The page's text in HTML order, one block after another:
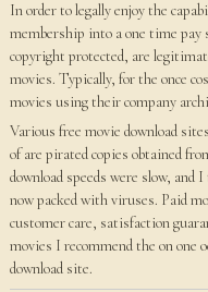
In order to legally enjoy the
membership into a one time pay
copyright protected, are
movies. Typically, for the once
movies using their company
Various free movie download
of are pirated copies obtained
download speeds were slow, and
now packed with viruses. Paid
customer care, satisfaction
movies I recommend the on one
download site.